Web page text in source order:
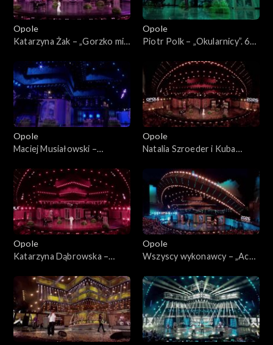
Opole
Katarzyna Żak – „Gorzko mi”.
będzie...”. Koncert w hołdzie
Magdzie Umer i Agnieszce
Osieckiej
Opole
Piotr Polk – „Okularnicy”. 63.
będzie...”. Koncert w hołdzie
Magdzie Umer i Agnieszce
Osieckiej
Opole
Maciej Musiałowski –
„Kiedy mnie już nie będzie...”.
Koncert w hołdzie Magdzie
Umer i Agnieszce Osieckiej
Opole
Natalia Szroeder i Kuba
płomieniach liści”. 63. KFPP:
„Kiedy mnie już nie będzie...”.
Koncert w hołdzie Magdzie
Umer i Agnieszce Osieckiej
Opole
Katarzyna Dąbrowska –
„Kiedy mnie już nie będzie...”.
Koncert w hołdzie Magdzie
Umer i Agnieszce Osieckiej
Opole
Wszyscy wykonawcy – „Ach
„Kiedy mnie już nie będzie...”.
Koncert w hołdzie Magdzie
Umer i Agnieszce Osieckiej